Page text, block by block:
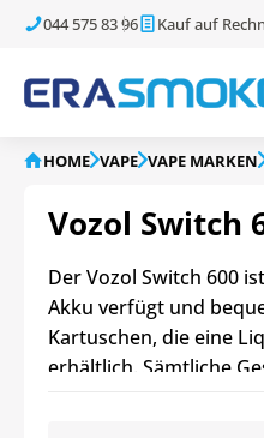
044 575 83 96 Kauf auf
HOME VAPE VAPE MARKEN
Vozol Switch
Der Vozol Switch 600
Akku verfügt und
Kartuschen, die eine
erhältlich. Sämtliche